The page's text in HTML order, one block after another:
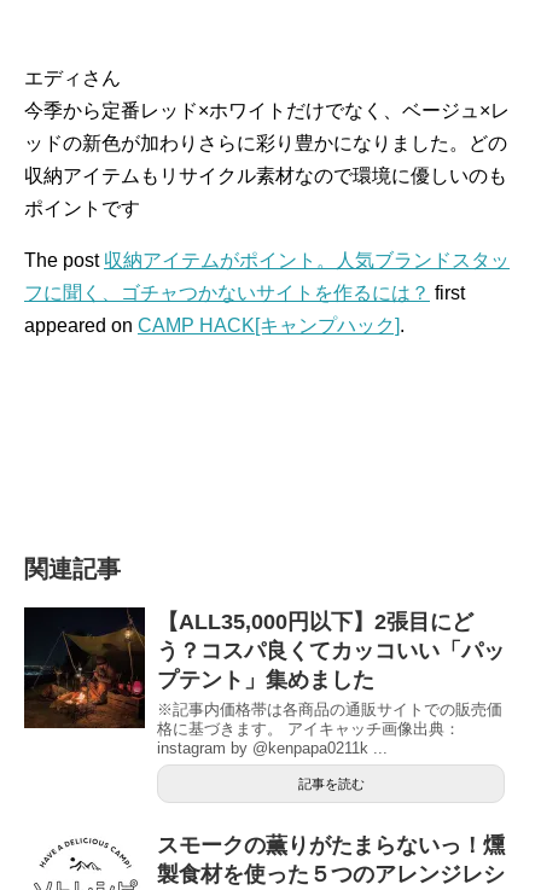
エディさん
今季から定番レッド×ホワイトだけでなく、ベージュ×レ
ッドの新色が加わりさらに彩り豊かになりました。どの
収納アイテムもリサイクル素材なので環境に優しいのも
ポイントです
The post 収納アイテムがポイント。人気ブランドスタッ
フに聞く、ゴチャつかないサイトを作るには？ first
appeared on CAMP HACK[キャンプハック].
関連記事
【ALL35,000円以下】2張目にど
う？コスパ良くてカッコいい「パッ
プテント」集めました
※記事内価格帯は各商品の通販サイトでの販売価
格に基づきます。 アイキャッチ画像出典：
instagram by @kenpapa0211k ...
記事を読む
スモークの薫りがたまらないっ！燻
製食材を使った５つのアレンジレシ